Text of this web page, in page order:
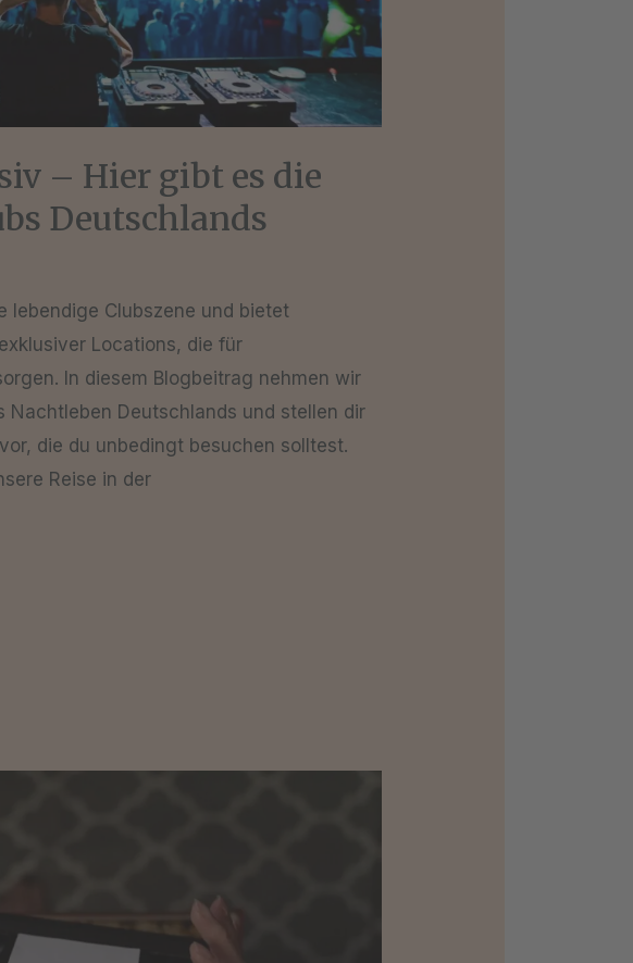
– Hier gibt es die
Deutschlands
lebendige Clubszene und bietet
Locations, die für
In diesem Blogbeitrag nehmen wir
Nachtleben Deutschlands und stellen dir
die du unbedingt besuchen solltest.
Reise in der